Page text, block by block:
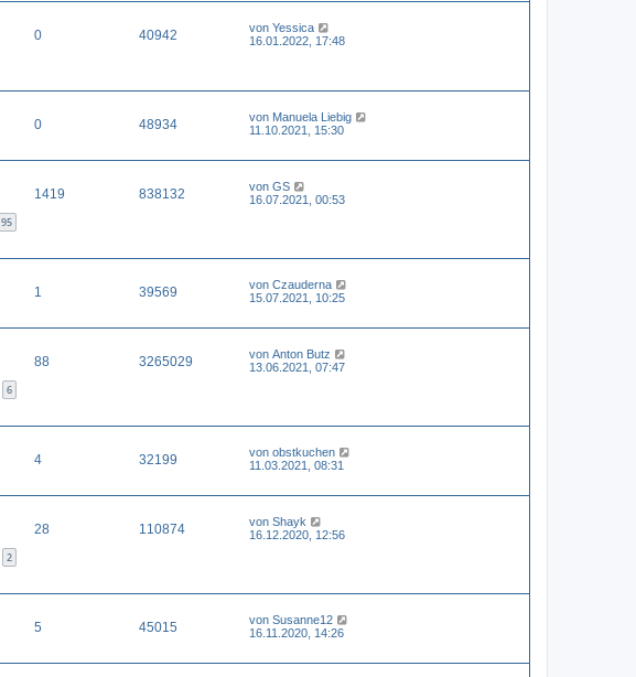
0 40942 von Yessica
16.01.2022, 17:48
0 48934 von Manuela Liebig
11.10.2021, 15:30
95
1419 838132 von GS
16.07.2021, 00:53
1 39569 von Czauderna
15.07.2021, 10:25
6
88 3265029 von Anton Butz
13.06.2021, 07:47
4 32199 von obstkuchen
11.03.2021, 08:31
2
28 110874 von Shayk
16.12.2020, 12:56
5 45015 von Susanne12
16.11.2020, 14:26